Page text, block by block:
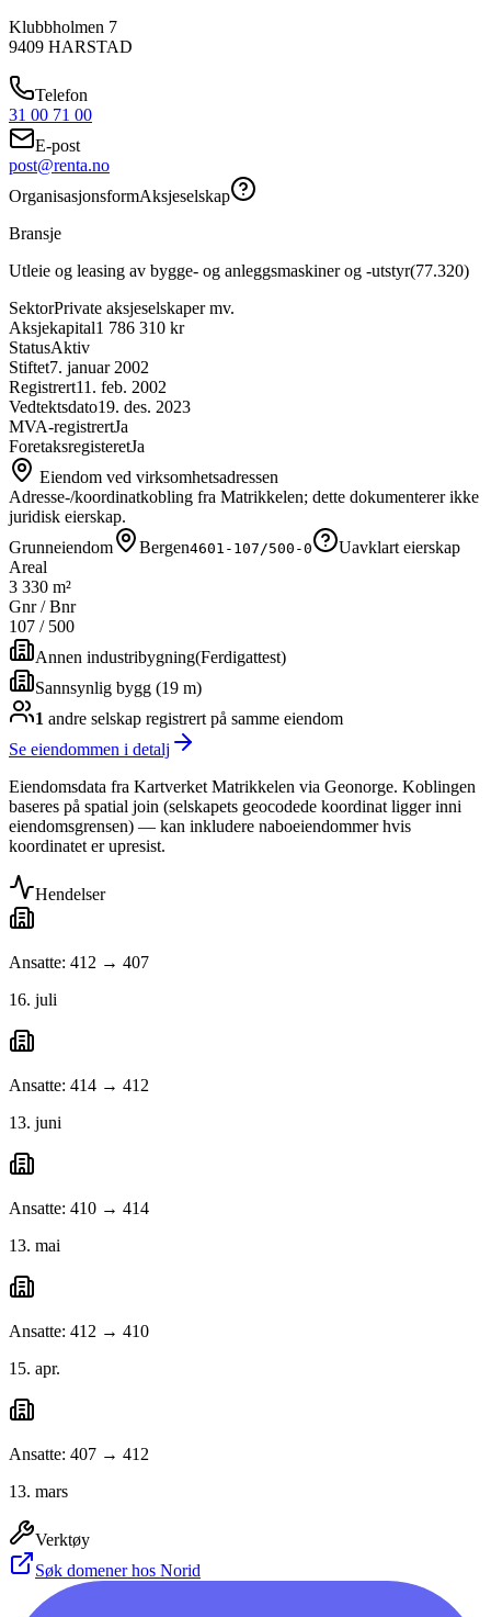
Klubbholmen 7
9409 HARSTAD
Telefon
31 00 71 00
E-post
post@renta.no
OrganisasjonsformAksjeselskap
Bransje
Utleie og leasing av bygge- og anleggsmaskiner og -utstyr(77.320)
SektorPrivate aksjeselskaper mv.
Aksjekapital1 786 310 kr
StatusAktiv
Stiftet7. januar 2002
Registrert11. feb. 2002
Vedtektsdato19. des. 2023
MVA-registrertJa
ForetaksregisteretJa
Eiendom ved virksomhetsadressen
Adresse-/koordinatkobling fra Matrikkelen; dette dokumenterer ikke
juridisk eierskap.
Grunneiendom
Bergen4601-107/500-0
Uavklart eierskap
Areal
3 330 m²
Gnr / Bnr
107 / 500
Annen industribygning(Ferdigattest)
Sannsynlig bygg (19 m)
1 andre selskap registrert på samme eiendom
Se eiendommen i detalj
Eiendomsdata fra Kartverket Matrikkelen via Geonorge. Koblingen
baseres på spatial join (selskapets geocodede koordinat ligger inni
eiendomsgrensen) — kan inkludere naboeiendommer hvis
koordinatet er upresist.
Hendelser
Ansatte: 412 → 407
16. juli
Ansatte: 414 → 412
13. juni
Ansatte: 410 → 414
13. mai
Ansatte: 412 → 410
15. apr.
Ansatte: 407 → 412
13. mars
Verktøy
Søk domener hos Norid